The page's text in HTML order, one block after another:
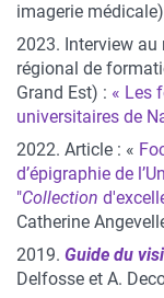
imagerie
2023. Interview
régional de
Grand Est) : « Les
universitaires de
2022. Article : «
d’épigraphie de
"Collection
Catherine
2019. Guide du
Delfosse et A.